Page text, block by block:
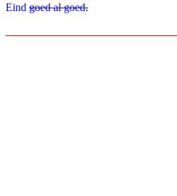
Eind goed al goed.